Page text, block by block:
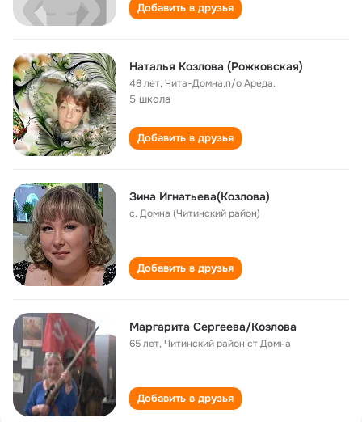
Добавить в друзья
Наталья Козлова (Рожковская)
48 лет,Чита-Домна,п/о Ареда.
5 школа
Добавить в друзья
Зина Игнатьева(Козлова)
с. Домна (Читинский район)
Добавить в друзья
Маргарита Сергеева/Козлова
65 лет,Читинский район ст.Домна
Добавить в друзья